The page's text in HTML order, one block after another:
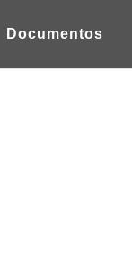
Documentos